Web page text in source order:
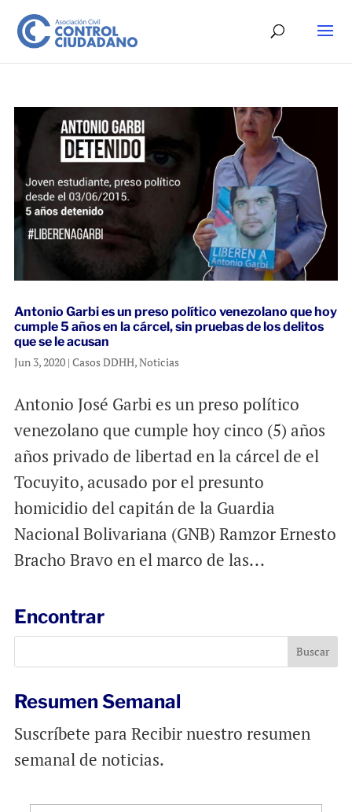
Antonio Garbi es un preso político venezolano que hoy
cumple 5 años en la cárcel, sin pruebas de los delitos
que se le acusan
Jun 3, 2020| Casos DDHH,Noticias
Antonio José Garbi es un preso político
venezolano que cumple hoy cinco (5) años
años privado de libertad en la cárcel de el
Tocuyito, acusado por el presunto
homicidio del capitán de la Guardia
Nacional Bolivariana (GNB) Ramzor Ernesto
Bracho Bravo en el marco de las...
Encontrar
Resumen Semanal
Suscríbete para Recibir nuestro resumen
semanal de noticias.